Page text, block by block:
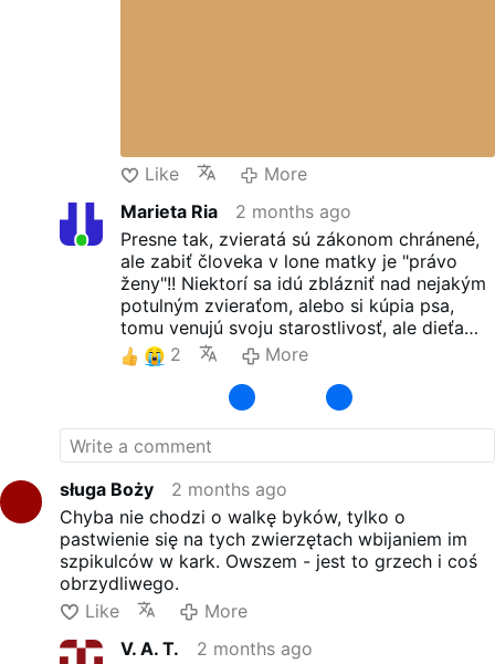
défendre les animaux avant l'homme...
Like
More
Marieta Ria
2 months ago
Presne tak, zvieratá sú zákonom chránené,
ale zabiť človeka v lone matky je "právo
ženy"!! Niektorí sa idú zblázniť nad nejakým
potulným zvieraťom, alebo si kúpia psa,
tomu venujú svoju starostlivosť, ale dieťa
nechcú...
2 More
sługa Boży
2 months ago
Chyba nie chodzi o walkę byków, tylko o
pastwienie się na tych zwierzętach wbijaniem im
szpikulców w kark. Owszem - jest to grzech i coś
obrzydliwego.
Like
More
V. A. T.
2 months ago